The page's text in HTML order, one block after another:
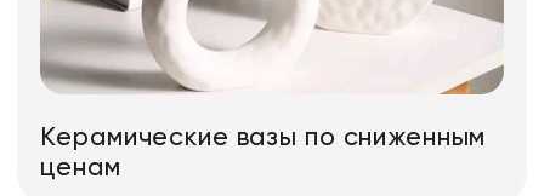
Керамические вазы по сниженным
ценам